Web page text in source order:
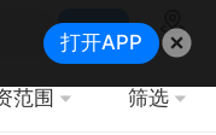
搜索
地图
范围 筛选
打开APP